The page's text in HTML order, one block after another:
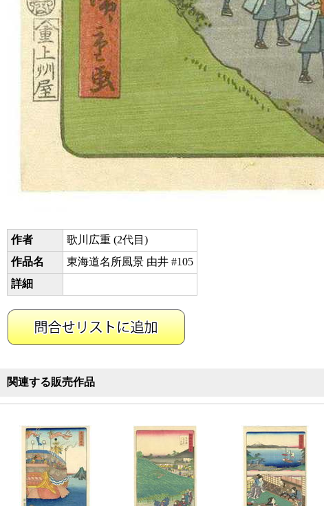
作者
歌川広重 (2代目)
作品名
東海道名所風景 由井 #105
詳細
関連する販売作品